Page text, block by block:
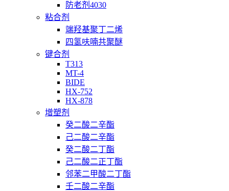
防老剂4030
粘合剂
端羟基聚丁二烯
四氢呋喃共聚醚
键合剂
T313
MT-4
BIDE
HX-752
HX-878
增塑剂
癸二酸二辛酯
己二酸二辛酯
癸二酸二丁酯
己二酸二正丁酯
邻苯二甲酸二丁酯
壬二酸二辛酯